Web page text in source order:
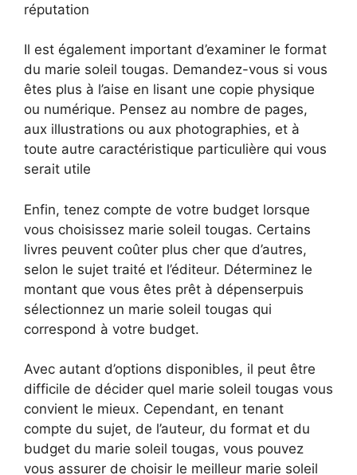
réputation
Il est également important d’examiner le format
du marie soleil tougas. Demandez-vous si vous
êtes plus à l’aise en lisant une copie physique
ou numérique. Pensez au nombre de pages,
aux illustrations ou aux photographies, et à
toute autre caractéristique particulière qui vous
serait utile
Enfin, tenez compte de votre budget lorsque
vous choisissez marie soleil tougas. Certains
livres peuvent coûter plus cher que d’autres,
selon le sujet traité et l’éditeur. Déterminez le
montant que vous êtes prêt à dépenserpuis
sélectionnez un marie soleil tougas qui
correspond à votre budget.
Avec autant d’options disponibles, il peut être
difficile de décider quel marie soleil tougas vous
convient le mieux. Cependant, en tenant
compte du sujet, de l’auteur, du format et du
budget du marie soleil tougas, vous pouvez
vous assurer de choisir le meilleur marie soleil